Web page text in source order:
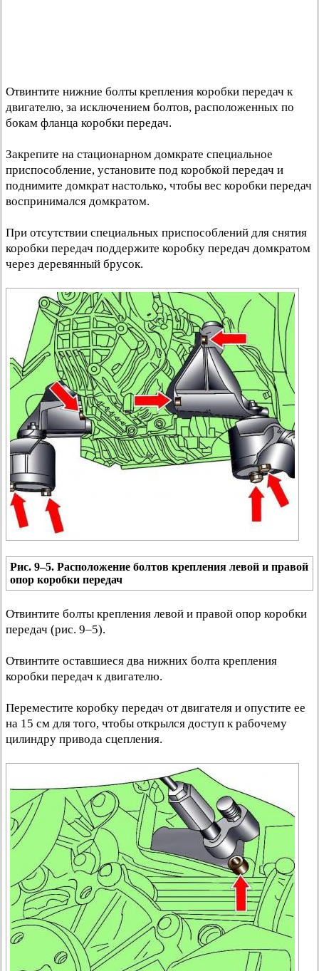
Отвинтите нижние болты крепления коробки передач к
двигателю, за исключением болтов, расположенных по
бокам фланца коробки передач.
Закрепите на стационарном домкрате специальное
приспособление, установите под коробкой передач и
поднимите домкрат настолько, чтобы вес коробки передач
воспринимался домкратом.
При отсутствии специальных приспособлений для снятия
коробки передач поддержите коробку передач домкратом
через деревянный брусок.
Рис. 9–5. Расположение болтов крепления левой и правой
опор коробки передач
Отвинтите болты крепления левой и правой опор коробки
передач (рис. 9–5).
Отвинтите оставшиеся два нижних болта крепления
коробки передач к двигателю.
Переместите коробку передач от двигателя и опустите ее
на 15 см для того, чтобы открылся доступ к рабочему
цилиндру привода сцепления.